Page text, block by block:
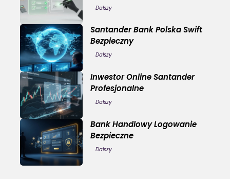
Dalszy
Santander Bank Polska Swift
Bezpieczny
Dalszy
Inwestor Online Santander
Profesjonalne
Dalszy
Bank Handlowy Logowanie
Bezpieczne
Dalszy